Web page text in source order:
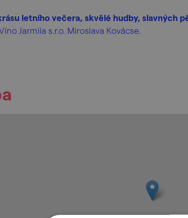
letního večera, skvělé hudby, slavných
Jarmila s.r.o. Miroslava Kovácse.